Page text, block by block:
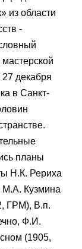
из области
-
декабря
в Санкт-
планы
Н.К. Рериха
М.А. Кузмина
ГРМ), В.п.
Ф.И.
(1905,